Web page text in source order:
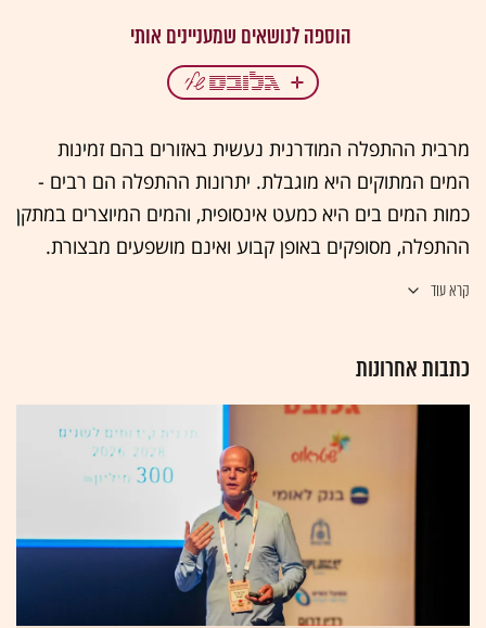
מרבית ההתפלה המודרנית נעשית באזורים בהם זמינות
המים המתוקים היא מוגבלת. יתרונות ההתפלה הם רבים -
כמות המים בים היא כמעט אינסופית, והמים המיוצרים במתקן
ההתפלה, מסופקים באופן קבוע ואינם מושפעים מבצורת.
מנקודת מבט סביבתית, התפלה עדיפה על שימוש במי תהום
מלח בריכוז גבוה, מה שעלול לפגוע בבעלי חיים ובצמחייה
הימית. כמו כן, מתקני ההתפלה הם צרכני אנרגיה גדולים,
והטענה היא שהאנרגיה הנדרשת להפעלתם גורמת לזיהום
אוויר ופליטה מוגברת של גזי חממה. בישראל 3 מפעלים
מרכזיים להתפלת מי ים: באילת, באשקלון ובפלמחים, כאשר
המדינה מתכננת להקים עד שנת 2012 מתקנים נוספים
בשנה. כיום מפיקים שני המתקנים באשקלון ובקיבוץ פלמחים
קרא עוד
כתבות אחרונות